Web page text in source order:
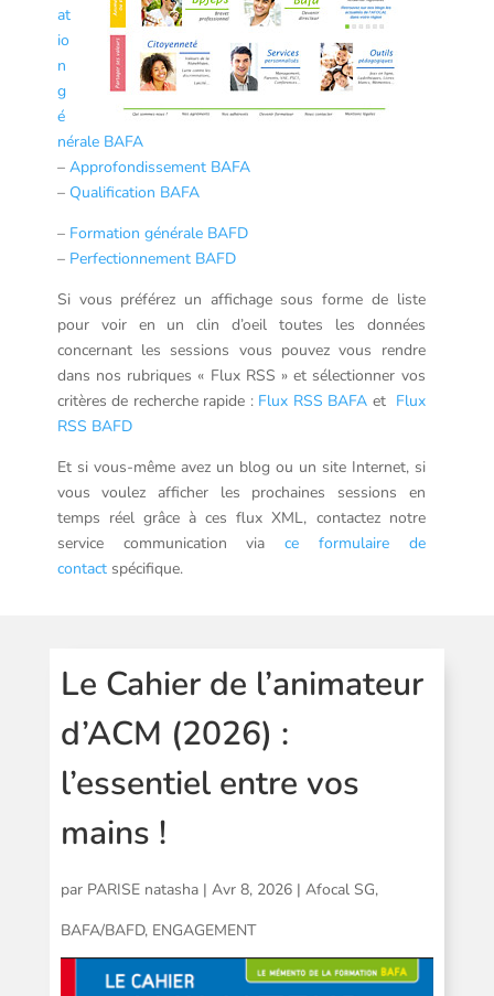
at
io
n
g
é
nérale BAFA
– Approfondissement BAFA
– Qualification BAFA
– Formation générale BAFD
– Perfectionnement BAFD
Si vous préférez un affichage sous forme de liste
pour voir en un clin d’oeil toutes les données
concernant les sessions vous pouvez vous rendre
dans nos rubriques « Flux RSS » et sélectionner vos
critères de recherche rapide : Flux RSS BAFA et Flux
RSS BAFD
Et si vous-même avez un blog ou un site Internet, si
vous voulez afficher les prochaines sessions en
temps réel grâce à ces flux XML, contactez notre
service communication via
ce formulaire de
contact spécifique.
Le Cahier de l’animateur
d’ACM (2026) :
l’essentiel entre vos
mains !
par PARISE natasha| Avr 8, 2026| Afocal SG,
BAFA/BAFD, ENGAGEMENT